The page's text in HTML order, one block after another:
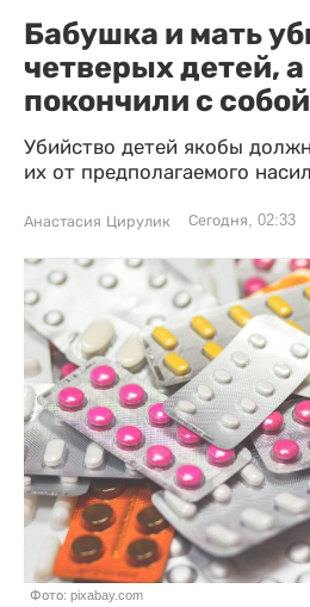
Бабушка и мать
четверых детей, а
покончили с собой
Убийство детей якобы
их от предполагаемого
Анастасия Цирулик Сегодня, 02:33
Фото: pixabay.com